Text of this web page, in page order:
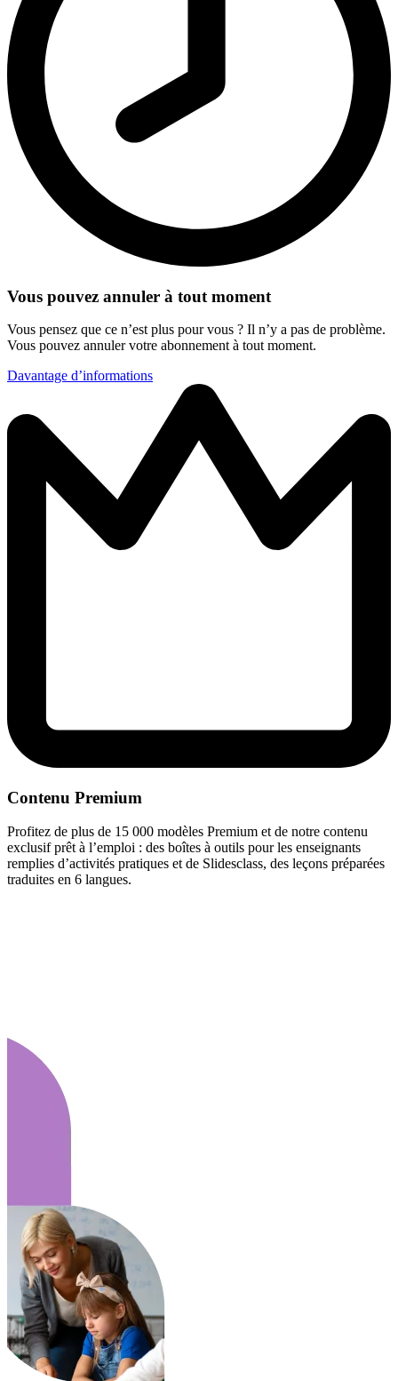
Vous pouvez annuler à tout moment
Vous pensez que ce n’est plus pour vous ? Il n’y a pas de problème.
Vous pouvez annuler votre abonnement à tout moment.
Davantage d’informations
Contenu Premium
Profitez de plus de 15 000 modèles Premium et de notre contenu
exclusif prêt à l’emploi : des boîtes à outils pour les enseignants
remplies d’activités pratiques et de Slidesclass, des leçons préparées
traduites en 6 langues.